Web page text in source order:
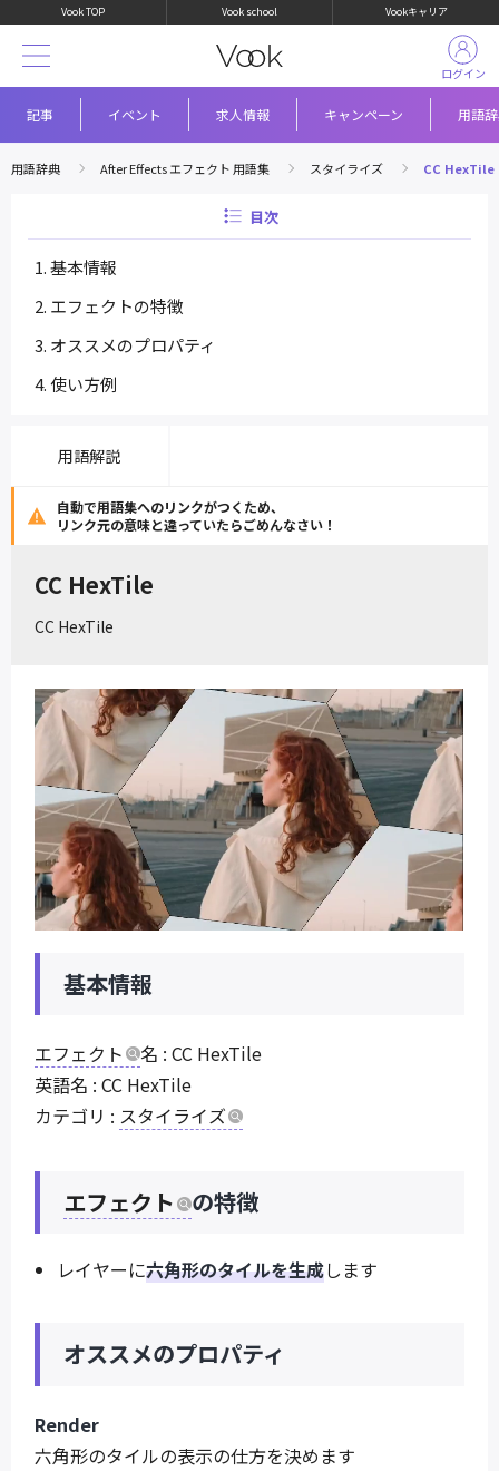
Vook TOP Vook school Vookキャリア
記事 イベント 求人情報 キャンペーン 用語
ログイン
用語辞典 After Effects エフェクト 用語集 スタイライズ CC HexTile
目次
基本情報
エフェクトの特徴
オススメのプロパティ
使い方例
用語解説
自動で用語集へのリンクがつくため、
リンク元の意味と違っていたらごめんなさい！
CC HexTile
CC HexTile
基本情報
エフェクト
名 : CC HexTile
英語名 : CC HexTile
カテゴリ : スタイライズ
エフェクト の特徴
レイヤーに六角形のタイルを生成します
オススメのプロパティ
Render
六角形のタイルの表示の仕方を決めます